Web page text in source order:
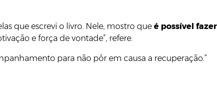
que escrevi o livro. Nele, mostro que é possível fazer
e força de vontade”, refere.
para não pôr em causa a recuperação.”